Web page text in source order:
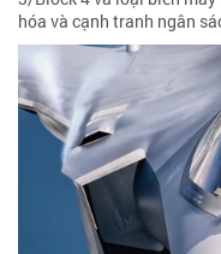
hóa và cạnh tranh ngân